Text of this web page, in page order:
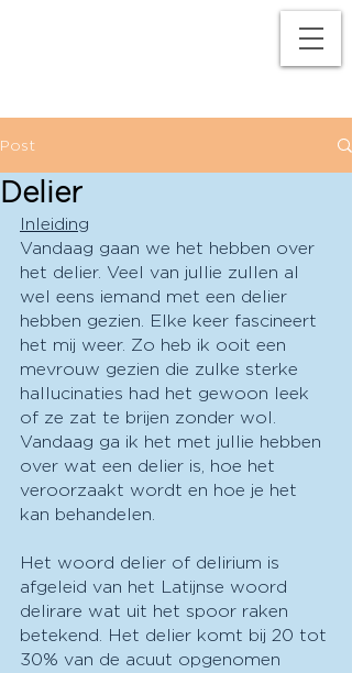
Post
Delier
Inleiding
Vandaag gaan we het hebben over
het delier. Veel van jullie zullen al
wel eens iemand met een delier
hebben gezien. Elke keer fascineert
het mij weer. Zo heb ik ooit een
mevrouw gezien die zulke sterke
hallucinaties had het gewoon leek
of ze zat te brijen zonder wol.
Vandaag ga ik het met jullie hebben
over wat een delier is, hoe het
veroorzaakt wordt en hoe je het
kan behandelen.
Het woord delier of delirium is
afgeleid van het Latijnse woord
delirare wat uit het spoor raken
betekend. Het delier komt bij 20 tot
30% van de acuut opgenomen